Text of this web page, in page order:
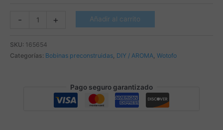
-
cantidad
+ Añadir al carrito
SKU: 165654
Categorías: Bobinas preconstruidas DIY / AROMA Wotofo
Pago seguro garantizado